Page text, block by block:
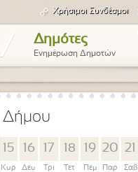
Χρήσιμοι Συνδέσμοι
/ Δημότες
Ενημέρωση Δημοτών
Δήμου
15
Κυρ
16
Δευ
17
Τρι
18
Τετ
19
Πεμ
20
Παρ
21
Σαβ